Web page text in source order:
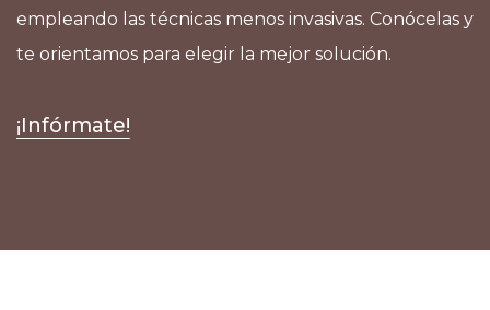
empleando las técnicas menos invasivas. Conócelas y
te orientamos para elegir la mejor solución.
¡Infórmate!